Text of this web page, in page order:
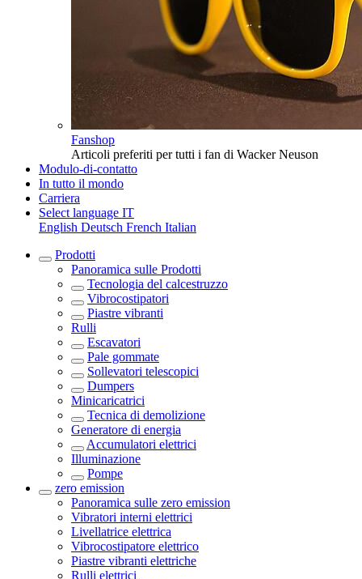
Fanshop
Articoli preferiti per tutti i fan di Wacker Neuson
Modulo-di-contatto
In tutto il mondo
Carriera
Select language IT
English Deutsch French Italian
Prodotti
Panoramica sulle Prodotti
Tecnologia del calcestruzzo
Vibrocostipatori
Piastre vibranti
Rulli
Escavatori
Pale gommate
Sollevatori telescopici
Dumpers
Minicaricatrici
Tecnica di demolizione
Generatore di energia
Accumulatori elettrici
Illuminazione
Pompe
zero emission
Panoramica sulle zero emission
Vibratori interni elettrici
Livellatrice elettrica
Vibrocostipatore elettrico
Piastre vibranti elettriche
Rulli elettrici